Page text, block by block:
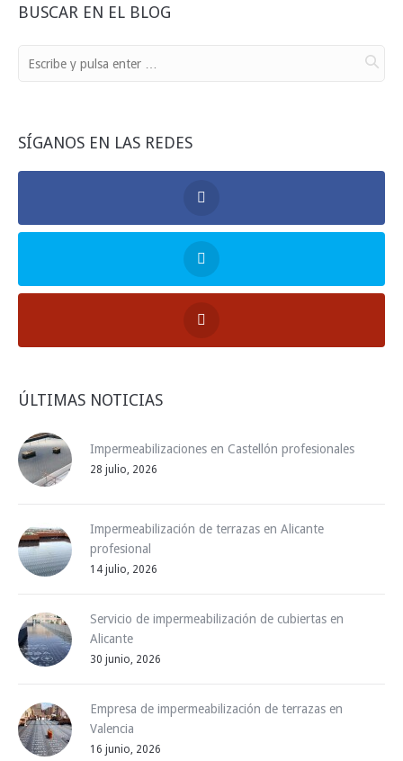
BUSCAR EN EL BLOG
SÍGANOS EN LAS REDES
ÚLTIMAS NOTICIAS
Impermeabilizaciones en Castellón profesionales
28 julio, 2026
Impermeabilización de terrazas en Alicante
profesional
14 julio, 2026
Servicio de impermeabilización de cubiertas en
Alicante
30 junio, 2026
Empresa de impermeabilización de terrazas en
Valencia
16 junio, 2026